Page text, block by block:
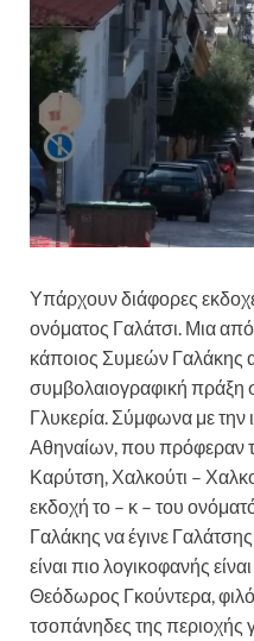
Υπάρχουν διάφορες
ονόματος Γαλάτσι. Μια από
κάποιος Συμεών Γαλάκης
συμβολαιογραφική πράξη
Γλυκερία. Σύμφωνα με την
Αθηναίων, που πρόφεραν
Καρύτση, Χαλκούτι –
εκδοχή το – κ – του
Γαλάκης να έγινε
είναι πιο λογικοφανής
Θεόδωρος Γκούντερα,
τσοπάνηδες της περιοχής